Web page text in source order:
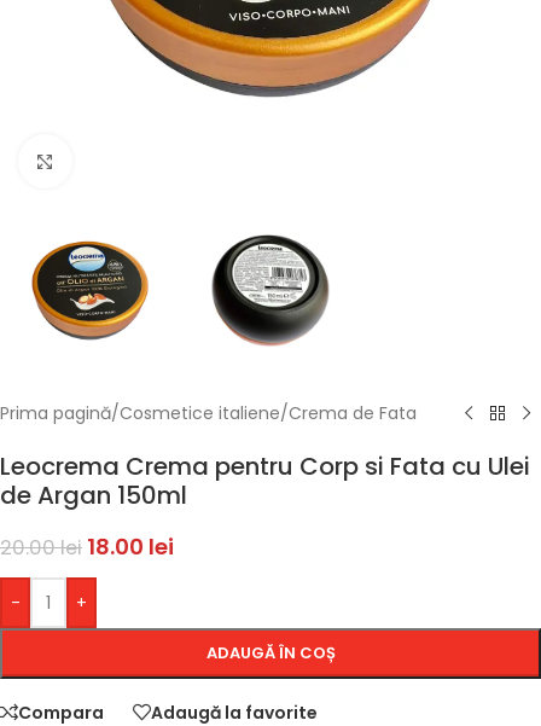
Prima pagină/Cosmetice italiene/Crema de Fata
Leocrema Crema pentru Corp si Fata cu Ulei
de Argan 150ml
20.00lei 18.00 lei
- +
ADAUGĂ ÎN COȘ
Compara Adaugă la favorite